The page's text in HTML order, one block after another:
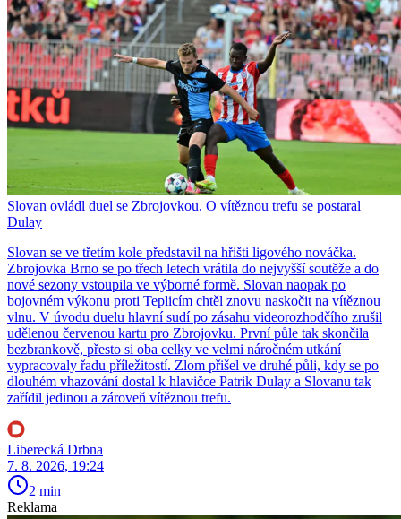
Slovan ovládl duel se Zbrojovkou. O vítěznou trefu se postaral
Dulay
Slovan se ve třetím kole představil na hřišti ligového nováčka.
Zbrojovka Brno se po třech letech vrátila do nejvyšší soutěže a do
nové sezony vstoupila ve výborné formě. Slovan naopak po
bojovném výkonu proti Teplicím chtěl znovu naskočit na vítěznou
vlnu. V úvodu duelu hlavní sudí po zásahu videorozhodčího zrušil
udělenou červenou kartu pro Zbrojovku. První půle tak skončila
bezbrankově, přesto si oba celky ve velmi náročném utkání
vypracovaly řadu příležitostí. Zlom přišel ve druhé půli, kdy se po
dlouhém vhazování dostal k hlavičce Patrik Dulay a Slovanu tak
zařídil jedinou a zároveň vítěznou trefu.
Liberecká Drbna
7. 8. 2026, 19:24
2 min
Reklama